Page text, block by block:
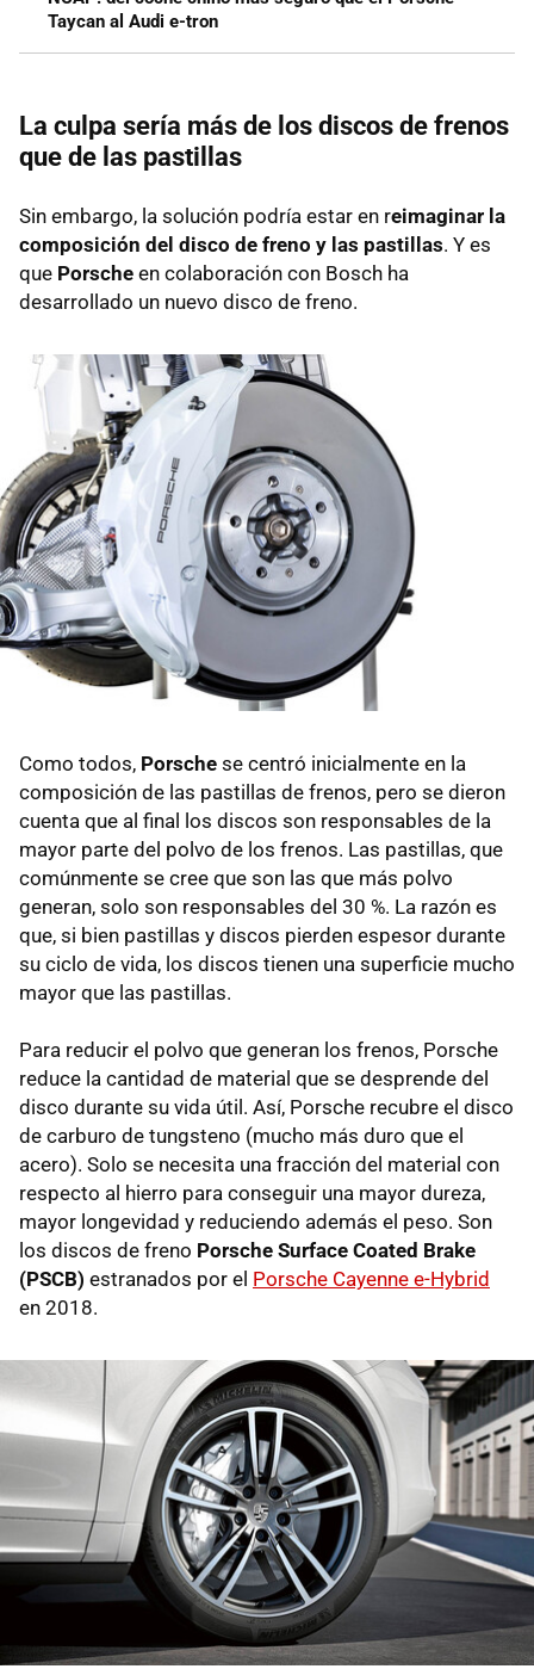
Taycan al Audi e-tron
La culpa sería más de los discos de frenos
que de las pastillas
Sin embargo, la solución podría estar en reimaginar la
composición del disco de freno y las pastillas. Y es
que Porsche en colaboración con Bosch ha
desarrollado un nuevo disco de freno.
Como todos, Porsche se centró inicialmente en la
composición de las pastillas de frenos, pero se dieron
cuenta que al final los discos son responsables de la
mayor parte del polvo de los frenos. Las pastillas, que
comúnmente se cree que son las que más polvo
generan, solo son responsables del 30 %. La razón es
que, si bien pastillas y discos pierden espesor durante
su ciclo de vida, los discos tienen una superficie mucho
mayor que las pastillas.
Para reducir el polvo que generan los frenos, Porsche
reduce la cantidad de material que se desprende del
disco durante su vida útil. Así, Porsche recubre el disco
de carburo de tungsteno (mucho más duro que el
acero). Solo se necesita una fracción del material con
respecto al hierro para conseguir una mayor dureza,
mayor longevidad y reduciendo además el peso. Son
los discos de freno Porsche Surface Coated Brake
(PSCB) estranados por el Porsche Cayenne e-Hybrid
en 2018.